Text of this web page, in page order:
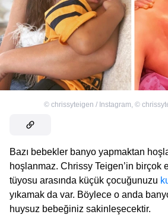
© chrissyteigen / Instagram, ©
Bazı bebekler banyo yapmaktan
hoşlanmaz. Chrissy Teigen’in birçok
tüyosu arasında küçük çocuğunuzu
yıkamak da var. Böylece o anda
huysuz bebeğiniz sakinleşecektir.